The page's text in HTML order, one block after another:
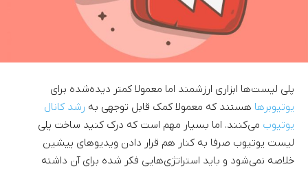
پلی لیست‌ها ابزاری ارزشمند اما معمولا کمتر دیده‌شده برای
یوتیوبرها هستند که معمولا کمک قابل توجهی به رشد کانال
یوتیوب می‌کنند. اما بسیار مهم است که درک کنید ساخت پلی
لیست یوتیوب صرفا به کنار هم قرار دادن ویدیوهای پیشین
خلاصه نمی‌شود و باید استراتژی‌هایی فکر شده برای آن داشته